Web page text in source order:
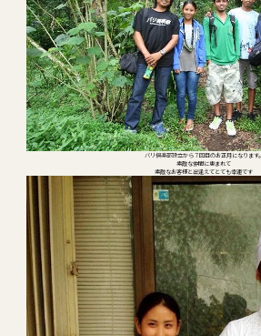
バリ倶楽部設立から７回目のお正月になります。
素敵な仲間に恵まれて
素敵なお客様と出逢えてとても幸運です